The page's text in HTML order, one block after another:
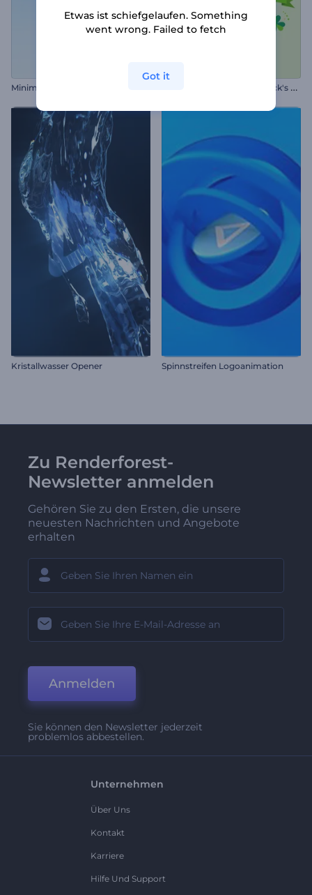
A
nimationen zum St. Patrick's Day
Kristallwasser Opener Spinnstreifen Logoanimation
Zu Renderforest-
Newsletter anmelden
Gehören Sie zu den Ersten, die unsere
neuesten Nachrichten und Angebote
erhalten
Anmelden
Sie können den Newsletter jederzeit
problemlos abbestellen.
Unternehmen
Über Uns
Kontakt
Karriere
Hilfe Und Support
Etwas ist schiefgelaufen. Something
went wrong. Failed to fetch
Got it